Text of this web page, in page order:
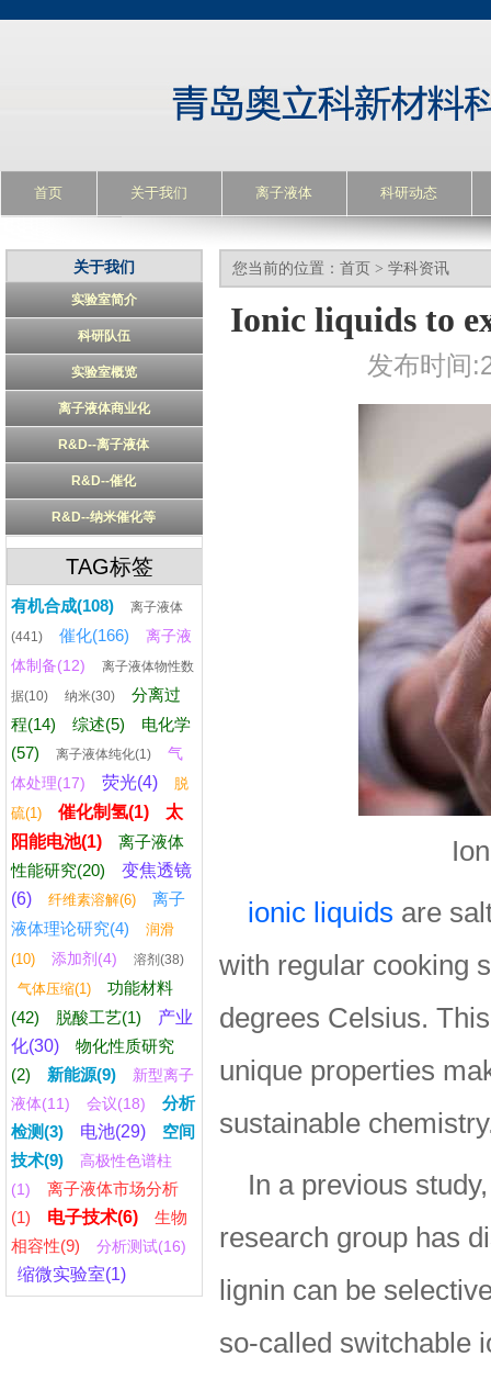
首页 关于我们 离子液体 科研动态
关于我们
实验室简介
科研队伍
实验室概览
离子液体商业化
R&D--离子液体
R&D--催化
R&D--纳米催化等
TAG标签
有机合成(108)
离子液体
(441)
催化(166)
离子液
体制备(12)
离子液体物性数
据(10)
纳米(30)
分离过
程(14)
综述(5)
电化学
(57)
离子液体纯化(1)
气
体处理(17)
荧光(4)
脱
硫(1)
催化制氢(1)
太
阳能电池(1)
离子液体
性能研究(20)
变焦透镜
(6)
纤维素溶解(6)
离子
液体理论研究(4)
润滑
(10)
添加剂(4) 溶剂(38)
气体压缩(1)
功能材料
(42)
脱酸工艺(1)
产业
化(30)
物化性质研究
(2)
新能源(9)
新型离子
液体(11)
会议(18)
分析
检测(3)
电池(29)
空间
技术(9)
高极性色谱柱
(1)
离子液体市场分析
(1)
电子技术(6)
生物
相容性(9)
分析测试(16)
缩微实验室(1)
您当前的位置： 首页 > 学科资讯
Ionic liquids to
发布时
ionic liquids are
with regular cooking
degrees Celsius.
unique properties
sustainable
In a previous
research group has
lignin can be
so-called switchable